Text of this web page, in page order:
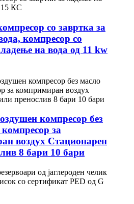
со завртка за
компресор со
на вода од 11 kw
компресор без
за
воздух Стационарен
8 бари 10 бари